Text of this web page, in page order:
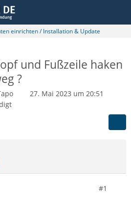
einrichten / Installation & Update
und Fußzeile haken
?
27. Mai 2023 um 20:51
#1